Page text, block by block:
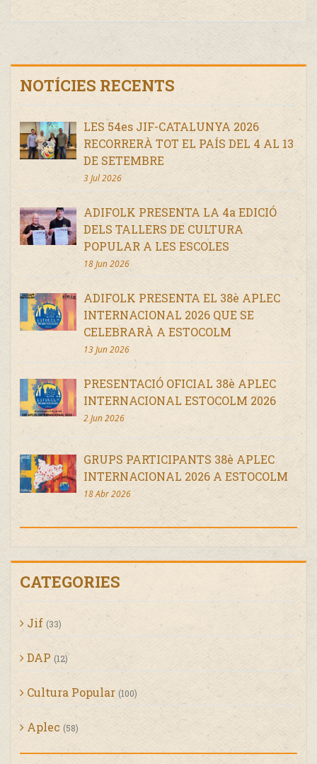
NOTÍCIES RECENTS
LES 54es JIF-CATALUNYA 2026
RECORRERÀ TOT EL PAÍS DEL 4 AL 13
DE SETEMBRE
3 Jul 2026
ADIFOLK PRESENTA LA 4a EDICIÓ
DELS TALLERS DE CULTURA
POPULAR A LES ESCOLES
18 Jun 2026
ADIFOLK PRESENTA EL 38è APLEC
INTERNACIONAL 2026 QUE SE
CELEBRARÀ A ESTOCOLM
13 Jun 2026
PRESENTACIÓ OFICIAL 38è APLEC
INTERNACIONAL ESTOCOLM 2026
2 Jun 2026
GRUPS PARTICIPANTS 38è APLEC
INTERNACIONAL 2026 A ESTOCOLM
18 Abr 2026
CATEGORIES
Jif (33)
DAP (12)
Cultura Popular (100)
Aplec (58)